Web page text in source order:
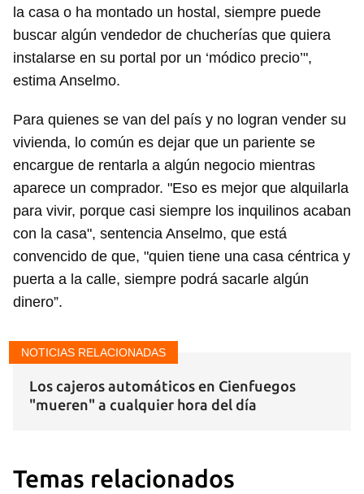
la casa o ha montado un hostal, siempre puede
buscar algún vendedor de chucherías que quiera
instalarse en su portal por un ‘módico precio’",
estima Anselmo.
Para quienes se van del país y no logran vender su
vivienda, lo común es dejar que un pariente se
encargue de rentarla a algún negocio mientras
aparece un comprador. "Eso es mejor que alquilarla
para vivir, porque casi siempre los inquilinos acaban
con la casa", sentencia Anselmo, que está
convencido de que, "quien tiene una casa céntrica y
puerta a la calle, siempre podrá sacarle algún
dinero”.
NOTICIAS RELACIONADAS
Los cajeros automáticos en Cienfuegos
"mueren" a cualquier hora del día
Temas relacionados